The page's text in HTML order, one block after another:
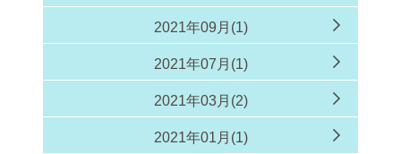
2021年09月(1)
2021年07月(1)
2021年03月(2)
2021年01月(1)